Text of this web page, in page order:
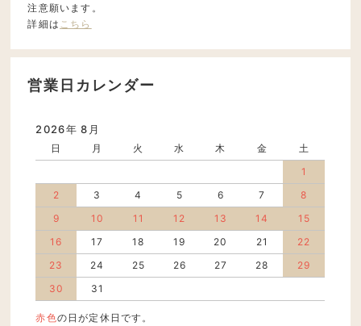
注意願います。
詳細は こちら
営業日カレンダー
2026年 8月
日 月 火 水 木 金
土
1
2
3 4 5 6 7
8
9
10 11 12 13 14
15
16
17 18 19 20 21
22
23
24 25 26 27 28
29
30
31
赤色の日が定休日です。